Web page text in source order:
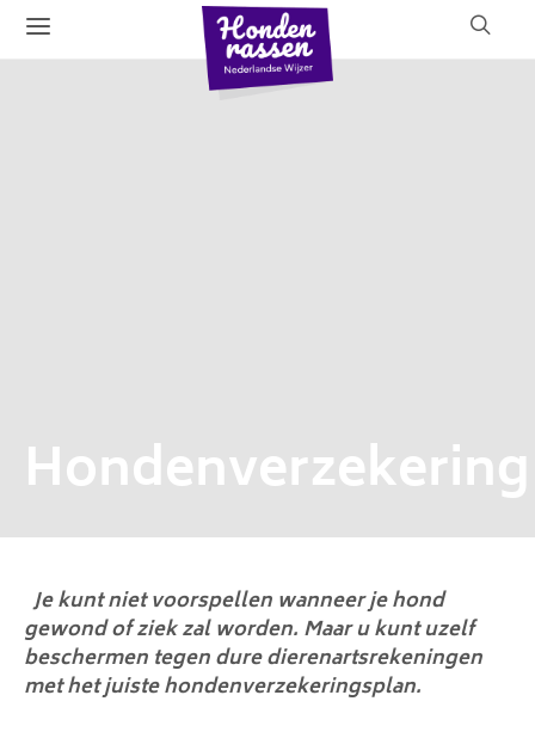
Hondenverzekering
Je kunt niet voorspellen wanneer je hond
gewond of ziek zal worden. Maar u kunt uzelf
beschermen tegen dure dierenartsrekeningen
met het juiste hondenverzekeringsplan.